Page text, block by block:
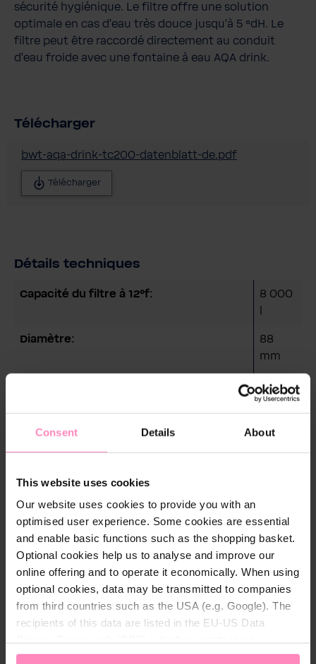
Consent Details About
This website uses cookies
Our website uses cookies to provide you with an
optimised user experience. Some cookies are essential
and enable basic functions such as the shopping basket.
Optional cookies help us to analyse and improve our
online offering and to operate it economically. When using
optional cookies, data may be transmitted to companies
from third countries such as the USA (e.g. Google). The
recipients of this data are listed in the EU-US Data
appropriate level of data protection. You canaccept all
sécurité hygiénique. Le filtre offre une solution
optimale en cas d'eau très douce jusqu'à 5 °dH. Le
filtre peut être raccordé directement au conduit
d'eau froide avec une fontaine à eau AQA drink.
Télécharger
bwt-aqa-drink-tc200-datenblatt-de.pdf
Télécharger
Détails techniques
Capacité du filtre à 12°f:
8 000
Diamètre:
88
mm
385
mm
Minéralisé au magnésium pour un goût
-
Réduction du chlore: Oui
FAQs